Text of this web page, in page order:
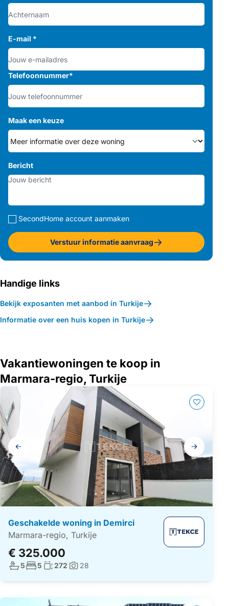
E-mail *
Telefoonnummer*
Maak een keuze
Bericht
SecondHome account aanmaken
Verstuur informatie aanvraag
Handige links
Bekijk exposanten met aanbod in Turkije
Informatie over een huis kopen in Turkije
Vakantiewoningen te koop in
Marmara-regio, Turkije
Galerij
navigatie
Geschakelde woning in Demirci
Marmara-regio, Turkije
€ 325.000
Aantal badkamers:
5Aantal slaapkamers:
5 Woonoppervlakte:
272 Foto's:
28